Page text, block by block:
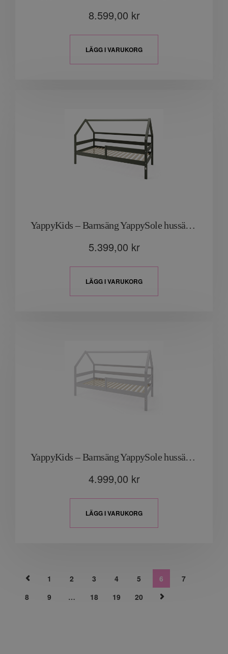
8.599,00 kr
LÄGG I VARUKORG
YappyKids – Barnsäng YappySole hussäng “Grön”
5.399,00 kr
LÄGG I VARUKORG
YappyKids – Barnsäng YappySole hussäng “Ljusgrå”
4.999,00 kr
LÄGG I VARUKORG
1 2 3 4 5 6
7
8
9 … 18 19 20